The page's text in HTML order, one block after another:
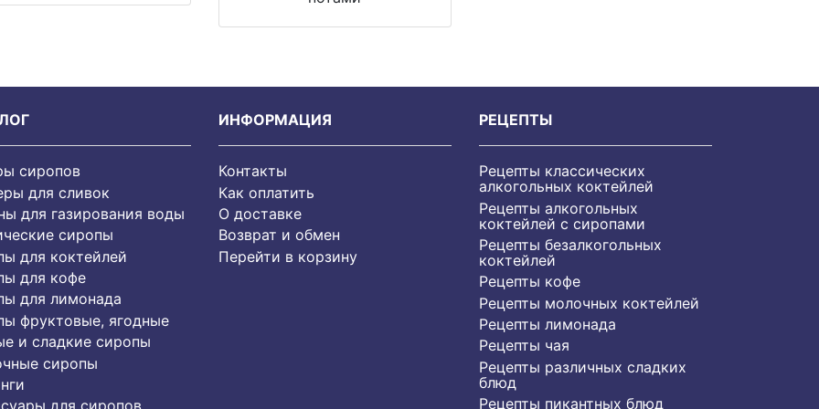
сиропов
для сливок
для газирования воды
сиропы
для коктейлей
для кофе
для лимонада
фруктовые, ягодные
и сладкие сиропы
сиропы
ИНФОРМАЦИЯ
Контакты
Как оплатить
О доставке
Возврат и обмен
Перейти в корзину
РЕЦЕПТЫ
Рецепты классических
алкогольных коктейлей
Рецепты алкогольных
коктейлей с сиропами
Рецепты безалкогольных
коктейлей
Рецепты кофе
Рецепты молочных коктейлей
Рецепты лимонада
Рецепты чая
Рецепты различных сладких
блюд
Рецепты пикантных блюд